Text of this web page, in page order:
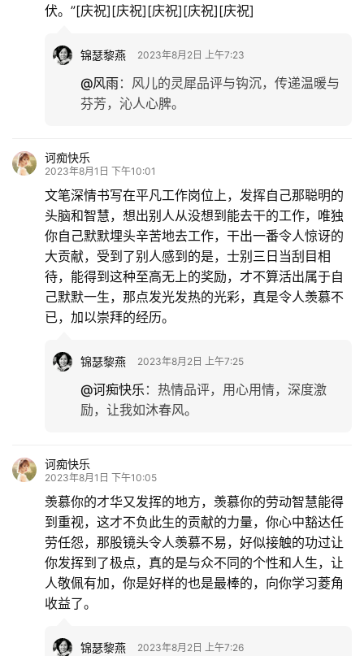
伏。”[庆祝][庆祝][庆祝][庆祝][庆祝]
锦瑟黎燕 2023年8月2日 上午7:23
@风雨： 风儿的灵犀品评与钩沉，传递温暖与
芬芳，沁人心脾。
诃痴快乐
2023年8月1日 下午10:01
文笔深情书写在平凡工作岗位上，发挥自己那聪明的
头脑和智慧，想出别人从没想到能去干的工作，唯独
你自己默默埋头辛苦地去工作，干出一番令人惊讶的
大贡献，受到了别人感到的是，士别三日当刮目相
待，能得到这种至高无上的奖励，才不算活出属于自
己默默一生，那点发光发热的光彩，真是令人羡慕不
已，加以崇拜的经历。
锦瑟黎燕 2023年8月2日 上午7:25
@诃痴快乐 ： 热情品评，用心用情，深度激
励，让我如沐春风。
诃痴快乐
2023年8月1日 下午10:05
羡慕你的才华又发挥的地方，羡慕你的劳动智慧能得
到重视，这才不负此生的贡献的力量，你心中豁达任
劳任怨，那股镜头令人羡慕不易，好似接触的功过让
你发挥到了极点，真的是与众不同的个性和人生，让
人敬佩有加，你是好样的也是最棒的，向你学习菱角
收益了。
锦瑟黎燕 2023年8月2日 上午7:26